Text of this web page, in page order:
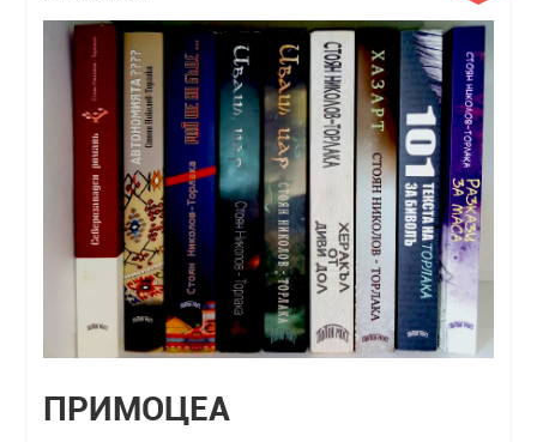
ПРИМОЦЕА